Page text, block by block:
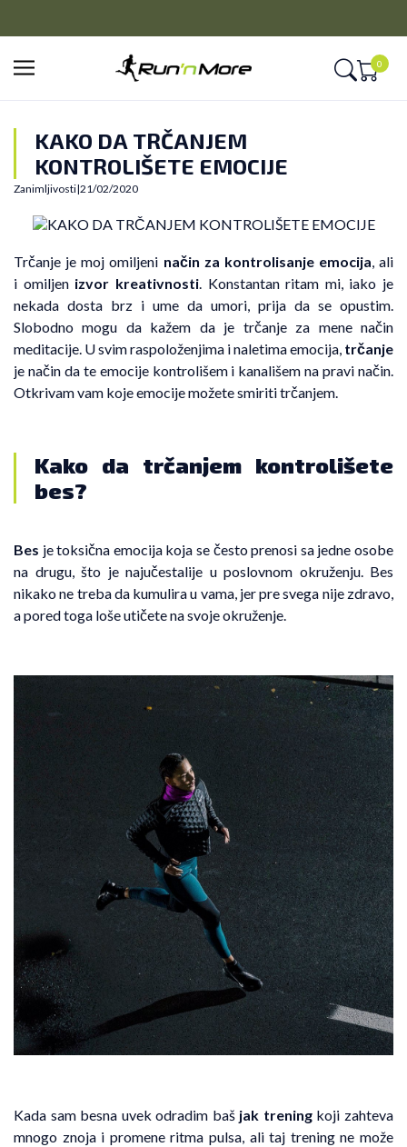
0
KAKO DA TRČANJEM
KONTROLIŠETE EMOCIJE
Zanimljivosti|21/02/2020
Trčanje je moj omiljeni način za kontrolisanje emocija, ali
i omiljen izvor kreativnosti. Konstantan ritam mi, iako je
nekada dosta brz i ume da umori, prija da se opustim.
Slobodno mogu da kažem da je trčanje za mene način
meditacije. U svim raspoloženjima i naletima emocija, trčanje
je način da te emocije kontrolišem i kanališem na pravi način.
Otkrivam vam koje emocije možete smiriti trčanjem.
Kako da trčanjem kontrolišete
bes?
Bes je toksična emocija koja se često prenosi sa jedne osobe
na drugu, što je najučestalije u poslovnom okruženju. Bes
nikako ne treba da kumulira u vama, jer pre svega nije zdravo,
a pored toga loše utičete na svoje okruženje.
Kada sam besna uvek odradim baš jak treningkoji zahteva
mnogo znoja i promene ritma pulsa, ali taj trening ne može